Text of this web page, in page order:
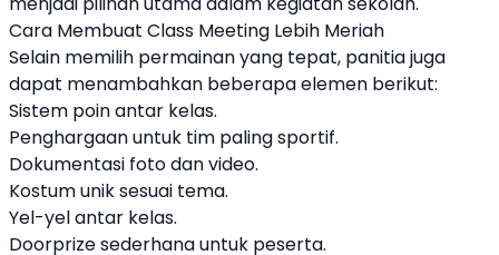
Cara Membuat Class Meeting Lebih Meriah
Selain memilih permainan yang tepat, panitia juga
dapat menambahkan beberapa elemen berikut:
Sistem poin antar kelas.
Penghargaan untuk tim paling sportif.
Dokumentasi foto dan video.
Kostum unik sesuai tema.
Yel-yel antar kelas.
Doorprize sederhana untuk peserta.